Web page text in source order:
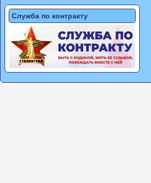
Служба по контракту